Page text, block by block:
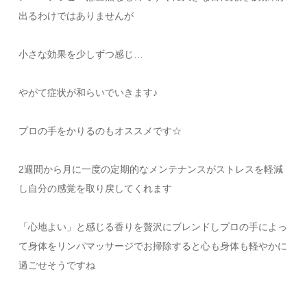
出るわけではありませんが
小さな効果を少しずつ感じ…
やがて症状が和らいでいきます♪
プロの手をかりるのもオススメです☆
2週間から月に一度の定期的なメンテナンスがストレスを軽減
し自分の感覚を取り戻してくれます
「心地よい」と感じる香りを贅沢にブレンドしプロの手によっ
て身体をリンパマッサージでお掃除すると心も身体も軽やかに
過ごせそうですね